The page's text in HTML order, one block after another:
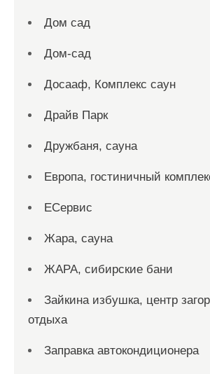
Дом сад
Дом-сад
Досааф, Комплекс саун
Драйв Парк
Дружбаня, сауна
Европа, гостиничный
ЕСервис
Жара, сауна
ЖАРА, сибирские бани
Зайкина избушка, центр
отдыха
Заправка автокондиционера